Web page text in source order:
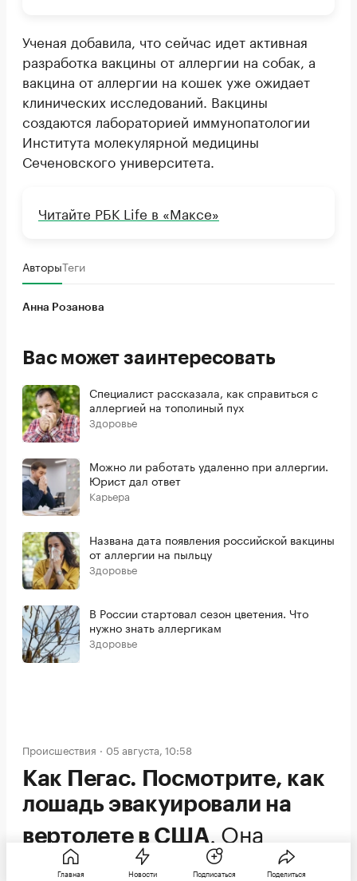
Ученая добавила, что сейчас идет активная
разработка вакцины от аллергии на собак, а
вакцина от аллергии на кошек уже ожидает
клинических исследований. Вакцины
создаются лабораторией иммунопатологии
Института молекулярной медицины
Сеченовского университета.
Читайте РБК Life в «Максе»
АвторыТеги
Анна Розанова
Вас может заинтересовать
Специалист рассказала, как справиться с
аллергией на тополиный пух
Здоровье
Можно ли работать удаленно при аллергии.
Юрист дал ответ
Карьера
Названа дата появления российской вакцины
от аллергии на пыльцу
Здоровье
В России стартовал сезон цветения. Что
нужно знать аллергикам
Здоровье
Происшествия 05 августа, 10:58
Как Пегас. Посмотрите, как
лошадь эвакуировали на
вертолете в США. Она
участвовала в многодневном
Главная Новости Подписаться Поделиться